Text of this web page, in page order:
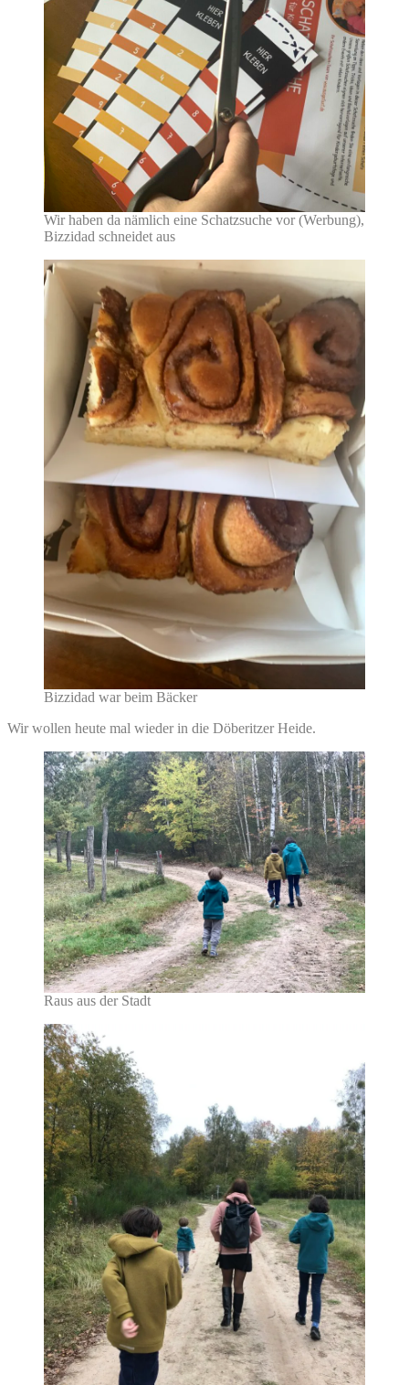
Wir haben da nämlich eine Schatzsuche vor (Werbung),
Bizzidad schneidet aus
Bizzidad war beim Bäcker
Wir wollen heute mal wieder in die Döberitzer Heide.
Raus aus der Stadt